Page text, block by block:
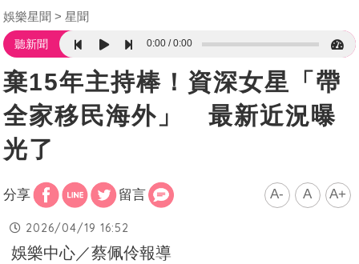
娛樂星聞 星聞
聽新聞 0:00 0:00
棄15年主持棒！資深女星「帶
全家移民海外」 最新近況曝
光了
分享 留言 A- A A+
2026/04/19 16:52
娛樂中心／蔡佩伶報導